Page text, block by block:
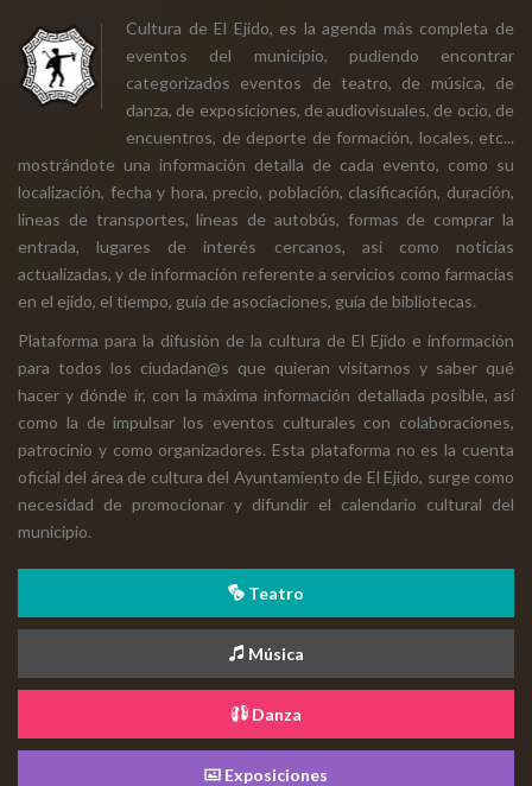
Cultura de El Ejido, es la agenda más completa de
eventos del municipio, pudiendo encontrar
categorizados eventos de teatro, de música, de
danza, de exposiciones, de audiovisuales, de ocio, de
encuentros, de deporte de formación, locales, etc...
mostrándote una información detalla de cada evento, como su
localización, fecha y hora, precio, población, clasificación, duración,
líneas de transportes, líneas de autobús, formas de comprar la
entrada, lugares de interés cercanos, así como noticias
actualizadas, y de información referente a servicios como farmacias
en el ejido, el tiempo, guía de asociaciones, guía de bibliotecas.
Plataforma para la difusión de la cultura de El Ejido e información
para todos los ciudadan@s que quieran visitarnos y saber qué
hacer y dónde ir, con la máxima información detallada posible, así
como la de impulsar los eventos culturales con colaboraciones,
patrocinio y como organizadores. Esta plataforma no es la cuenta
oficial del área de cultura del Ayuntamiento de El Ejido, surge como
necesidad de promocionar y difundir el calendario cultural del
municipio.
Teatro
Música
Danza
Exposiciones